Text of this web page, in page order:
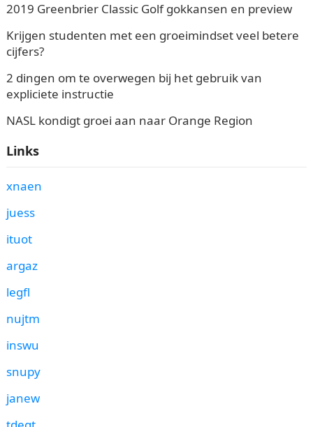
2019 Greenbrier Classic Golf gokkansen en preview
Krijgen studenten met een groeimindset veel betere
cijfers?
2 dingen om te overwegen bij het gebruik van
expliciete instructie
NASL kondigt groei aan naar Orange Region
Links
xnaen
juess
ituot
argaz
legfl
nujtm
inswu
snupy
janew